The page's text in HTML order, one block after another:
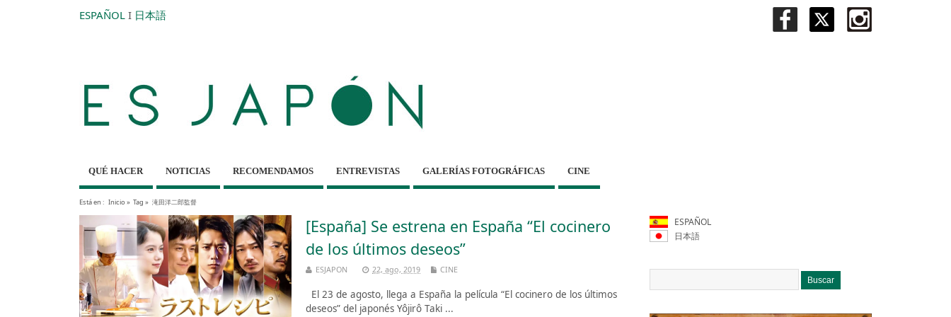
ESPAÑOL I 日本語
QUÉ HACER NOTICIAS RECOMENDAMOS ENTREVISTAS GALERÍAS FOTOGRÁFICAS CINE
Está en : Inicio» Tag » 滝田洋二郎監督
[España] Se estrena en España “El cocinero
de los últimos deseos”
ESJAPON 22, ago, 2019 CINE
El 23 de agosto, llega a España la película “El cocinero de los últimos
deseos” del japonés Yôjirô Taki ...
ESPAÑOL
日本語